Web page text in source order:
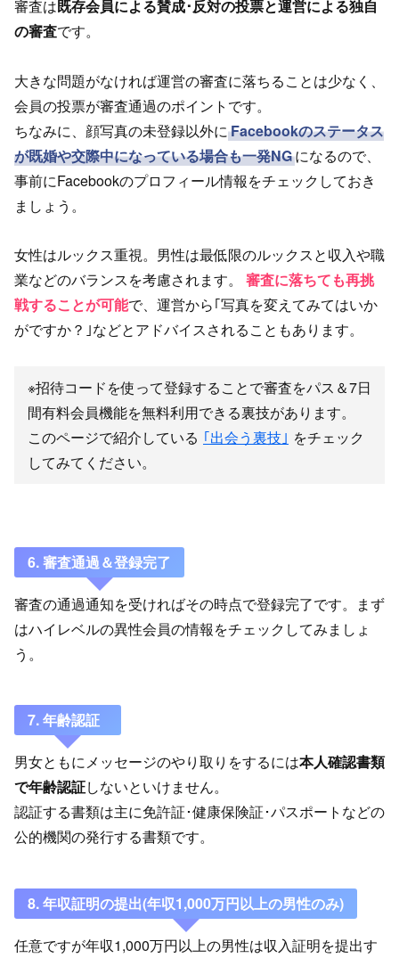
審査は既存会員による賛成･反対の投票と運営による独自
の審査です。
大きな問題がなければ運営の審査に落ちることは少なく、
会員の投票が審査通過のポイントです。
ちなみに、顔写真の未登録以外に Facebookのステータス
が既婚や交際中になっている場合も一発NGになるので、
事前にFacebookのプロフィール情報をチェックしておき
ましょう。
女性はルックス重視。男性は最低限のルックスと収入や職
業などのバランスを考慮されます。 審査に落ちても再挑
戦することが可能で、運営から｢写真を変えてみてはいか
がですか？｣などとアドバイスされることもあります。
※招待コードを使って登録することで審査をパス＆7日
間有料会員機能を無料利用できる裏技があります。
このページで紹介している ｢出会う裏技｣ をチェック
してみてください。
6. 審査通過＆登録完了
審査の通過通知を受ければその時点で登録完了です。まず
はハイレベルの異性会員の情報をチェックしてみましょ
う。
7. 年齢認証
男女ともにメッセージのやり取りをするには本人確認書類
で年齢認証しないといけません。
認証する書類は主に免許証･健康保険証･パスポートなどの
公的機関の発行する書類です。
8. 年収証明の提出(年収1,000万円以上の男性のみ)
任意ですが年収1,000万円以上の男性は収入証明を提出す